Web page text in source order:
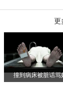
更
撞到病床被脏话骂